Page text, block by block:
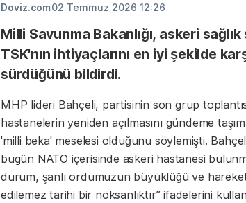
Doviz.com02 Temmuz 2026 12:26
Milli Savunma Bakanlığı, askeri
TSK'nın ihtiyaçlarını en iyi şekilde
sürdüğünü bildirdi.
MHP lideri Bahçeli, partisinin son grup
hastanelerin yeniden açılmasını gündeme
'milli beka' meselesi olduğunu söylemişti.
bugün NATO içerisinde askeri hastanesi
durum, şanlı ordumuzun büyüklüğü ve
edilemez tarihi bir noksanlıktır” ifadelerini